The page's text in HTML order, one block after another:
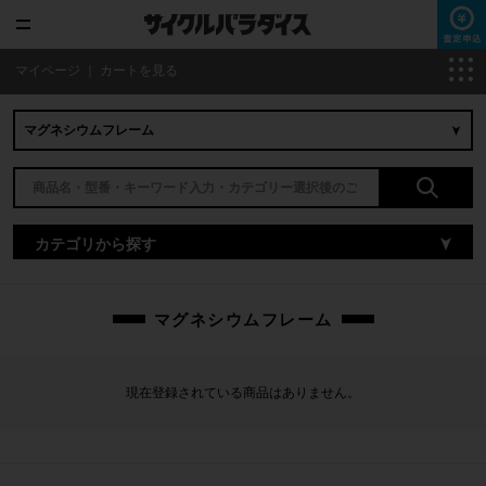
マイページ カートを見る
カテゴリから探す
マグネシウムフレーム
現在登録されている商品はありません。